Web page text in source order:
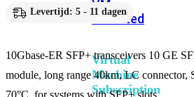
VM
Unlimited
Virtual
Machine
Subscription
Levertijd: 5 - 11 dagen
10Gbase-ER SFP+ transceivers 10 GE
module, long range 40km, LC connector,